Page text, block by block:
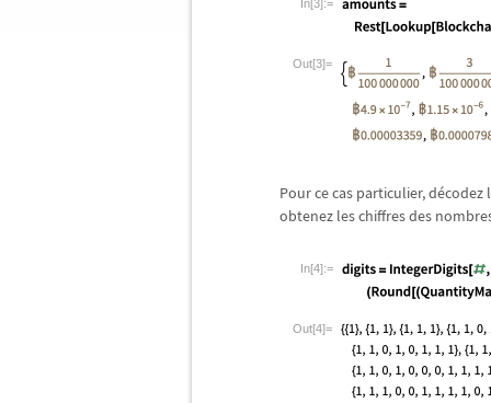
In[3]:=
Out[3]=
Pour ce cas particulier, décodez
obtenez les chiffres des
In[4]:=
Out[4]=